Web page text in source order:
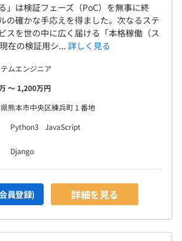
」は検証フェーズ（PoC）を無事に終
の確かな手応えを得ました。次なるステ
スを世の中に広く届ける「本格稼働（ス
在の検証用シ... 詳しく見る
ムエンジニア
〜 1,200万円
熊本市中央区練兵町１番地
Python3
JavaScript
Django
員登録) 詳細を見る